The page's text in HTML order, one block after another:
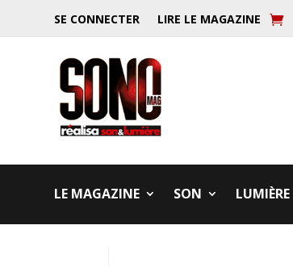
SE CONNECTER LIRE LE MAGAZINE
LE MAGAZINE SON LUMIÈRE